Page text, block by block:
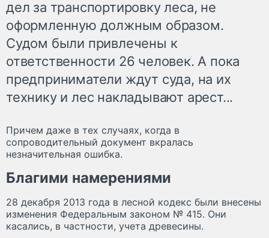
дел за транспортировку леса, не
оформленную должным образом.
Судом были привлечены к
ответственности 26 человек. А пока
предприниматели ждут суда, на их
технику и лес накладывают арест...
Причем даже в тех случаях, когда в
сопроводительный документ вкралась
незначительная ошибка.
Благими намерениями
28 декабря 2013 года в лесной кодекс были внесены
изменения Федеральным законом № 415. Они
касались, в частности, учета древесины.